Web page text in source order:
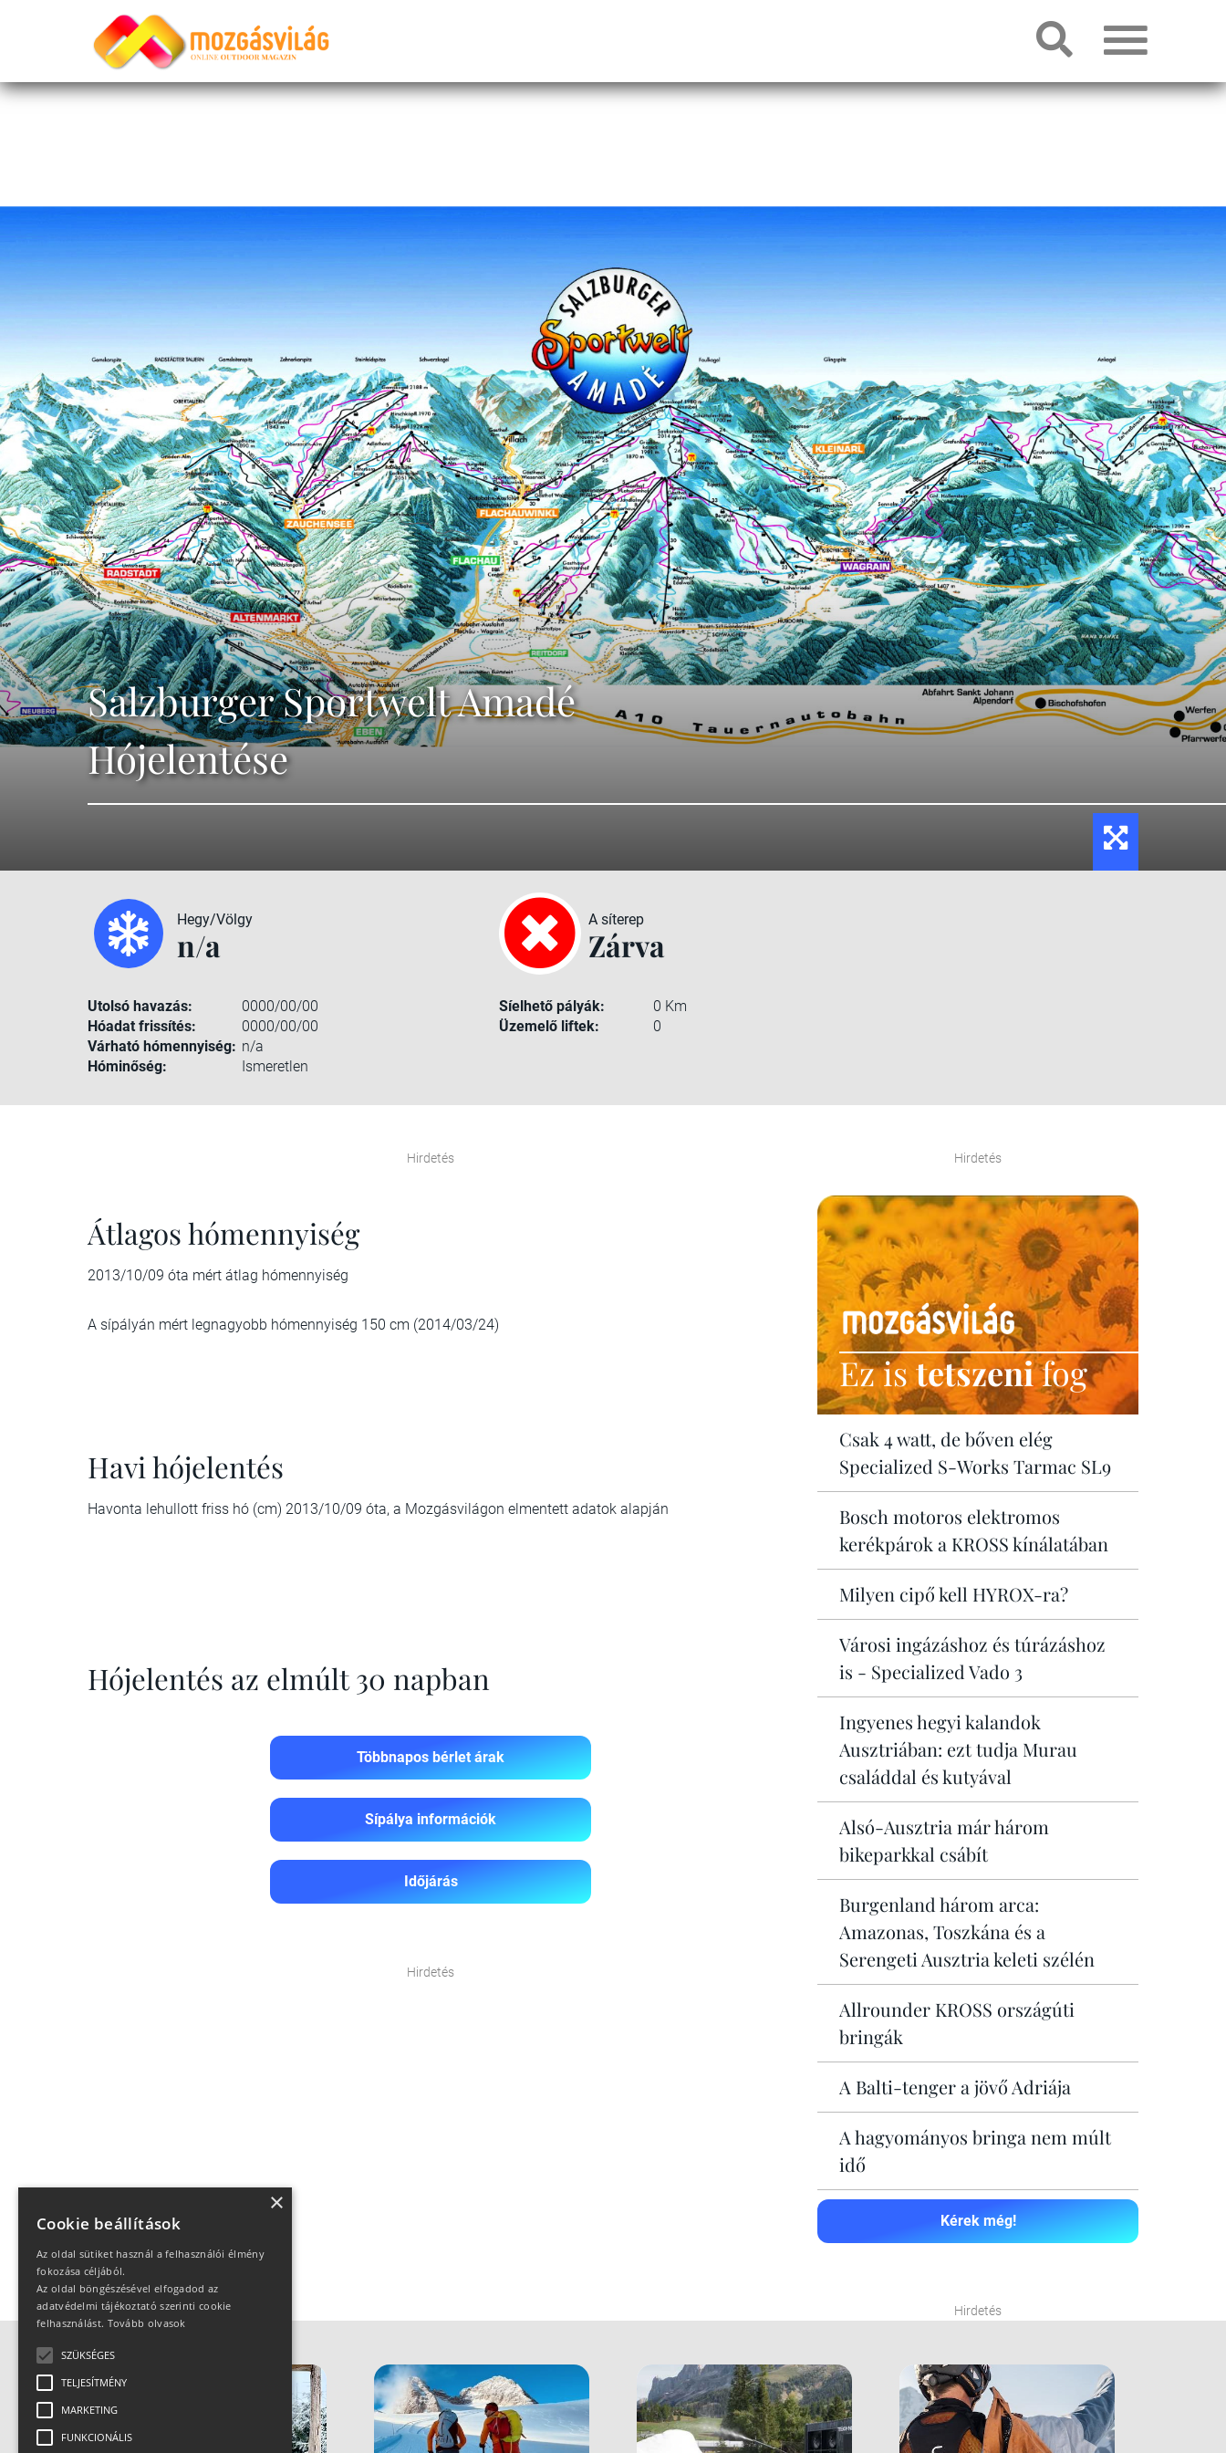
Salzburger Sportwelt Amadé
Hójelentése
Hegy/Völgy
n/a
Utolsó havazás:
0000/00/00
Hóadat frissítés:
0000/00/00
Várható hómennyiség: n/a
Hóminőség:
Ismeretlen
A síterep
Zárva
Síelhető pályák:
0 Km
Üzemelő liftek:
0
Hirdetés
Átlagos hómennyiség
2013/10/09 óta mért átlag hómennyiség
A sípályán mért legnagyobb hómennyiség 150 cm (2014/03/24)
Havi hójelentés
Havonta lehullott friss hó (cm) 2013/10/09 óta, a Mozgásvilágon elmentett adatok alapján
Hójelentés az elmúlt 30 napban
Többnapos bérlet árak
Sípálya információk
Időjárás
Hirdetés
Hirdetés
Ez istetszenifog
Csak 4 watt, de bőven elég
Specialized S-Works Tarmac SL9
Bosch motoros elektromos
kerékpárok a KROSS kínálatában
Milyen cipő kell HYROX-ra?
Városi ingázáshoz és túrázáshoz
is - Specialized Vado 3
Ingyenes hegyi kalandok
Ausztriában: ezt tudja Murau
családdal és kutyával
Alsó-Ausztria már három
bikeparkkal csábít
Burgenland három arca:
Amazonas, Toszkána és a
Serengeti Ausztria keleti szélén
Allrounder KROSS országúti
bringák
A Balti-tenger a jövő Adriája
A hagyományos bringa nem múlt
idő
Kérek még!
Hirdetés
×
Cookie beállítások
Az oldal sütiket használ a felhasználói élmény
fokozása céljából.
Az oldal böngészésével elfogadod az
adatvédelmi tájékoztató szerinti cookie
felhasználást. Tovább olvasok
SZÜKSÉGES
TELJESÍTMÉNY
MARKETING
FUNKCIONÁLIS